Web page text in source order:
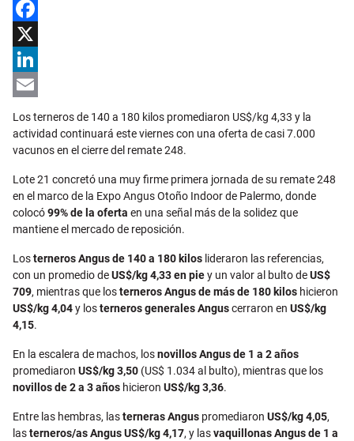
Facebook
X
LinkedIn
Los terneros de 140 a 180 kilos promediaron US$/kg 4,33 y la
actividad continuará este viernes con una oferta de casi 7.000
vacunos en el cierre del remate 248.
Lote 21 concretó una muy firme primera jornada de su remate 248
en el marco de la Expo Angus Otoño Indoor de Palermo, donde
colocó99% de la oferta en una señal más de la solidez que
mantiene el mercado de reposición.
Losterneros Angus de 140 a 180 kilos lideraron las referencias,
con un promedio deUS$/kg 4,33 en piey un valor al bulto deUS$
709, mientras que losterneros Angus de más de 180 kilos hicieron
US$/kg 4,04y losterneros generales Anguscerraron en US$/kg
4,15.
En la escalera de machos, losnovillos Angus de 1 a 2 años
promediaron US$/kg 3,50 (US$ 1.034 al bulto), mientras que los
novillos de 2 a 3 años hicieron US$/kg 3,36.
Entre las hembras, lasterneras Angus promediaron US$/kg 4,05,
lasterneros/as AngusUS$/kg 4,17, y lasvaquillonas Angus de 1 a